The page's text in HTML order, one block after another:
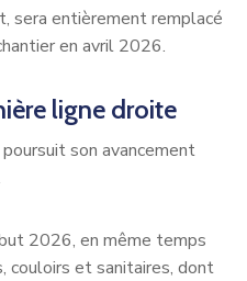
sera entièrement remplacé
en avril 2026.
ligne droite
son avancement
2026, en même temps
couloirs et sanitaires, dont